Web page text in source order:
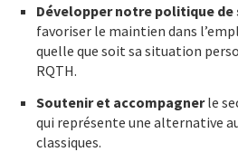
Développer notre politique de
favoriser le maintien dans
quelle que soit sa situation
RQTH.
Soutenir et accompagnerle
qui représente une alternative
classiques.